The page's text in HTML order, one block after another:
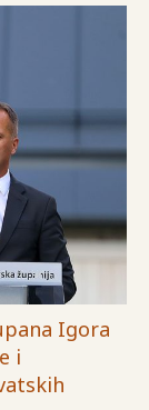
Igora
i